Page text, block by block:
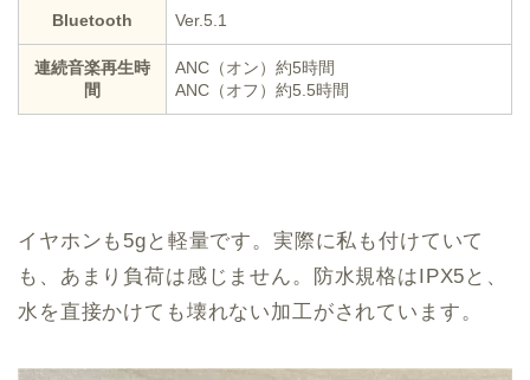
Bluetooth Ver.5.1
連続音楽再生時
間
ANC（オン）約5時間
ANC（オフ）約5.5時間
イヤホンも5gと軽量です。実際に私も付けていて
も、あまり負荷は感じません。防水規格はIPX5と、
水を直接かけても壊れない加工がされています。